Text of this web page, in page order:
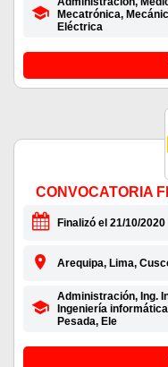
Mecatrónica,
Eléctrica
CONVOCATORIA
Finalizó el 21/10/2020
Arequipa, Lima,
Administración, Ing.
Ingeniería
Pesada, Ele